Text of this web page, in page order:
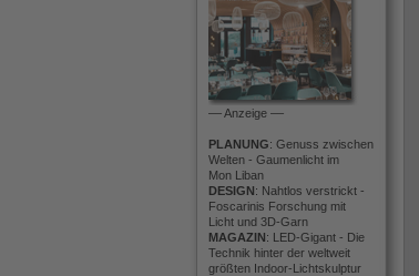
–– Anzeige ––
PLANUNG: Genuss zwischen
Welten - Gaumenlicht im
Mon Liban
DESIGN: Nahtlos verstrickt -
Foscarinis Forschung mit
Licht und 3D-Garn
MAGAZIN: LED-Gigant - Die
Technik hinter der weltweit
größten Indoor-Lichtskulptur